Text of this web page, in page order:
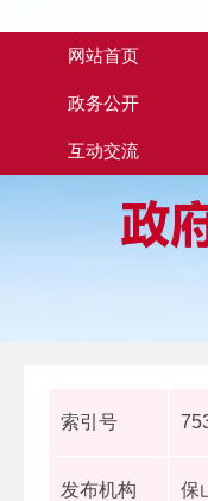
网站首页
政务公开
互动交流
索引号
发布机构 保